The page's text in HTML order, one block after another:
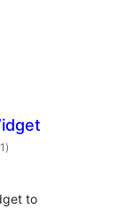
total
ratings
)
to